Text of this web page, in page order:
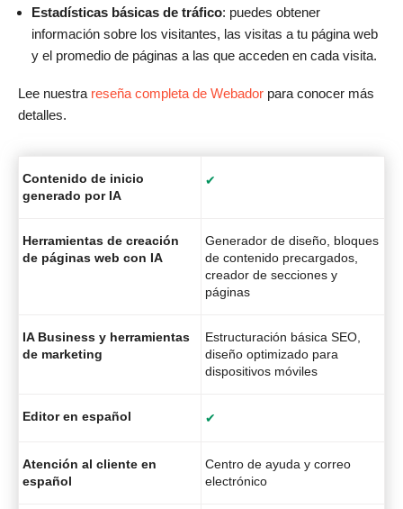
Estadísticas básicas de tráfico: puedes obtener
información sobre los visitantes, las visitas a tu página web
y el promedio de páginas a las que acceden en cada visita.
Lee nuestra reseña completa de Webador para conocer más
detalles.
Contenido de inicio
generado por IA
✔
Herramientas de creación
de páginas web con IA
Generador de diseño, bloques
de contenido precargados,
creador de secciones y
páginas
IA Business y herramientas
de marketing
Estructuración básica SEO,
diseño optimizado para
dispositivos móviles
Editor en español ✔
Atención al cliente en
español
Centro de ayuda y correo
electrónico